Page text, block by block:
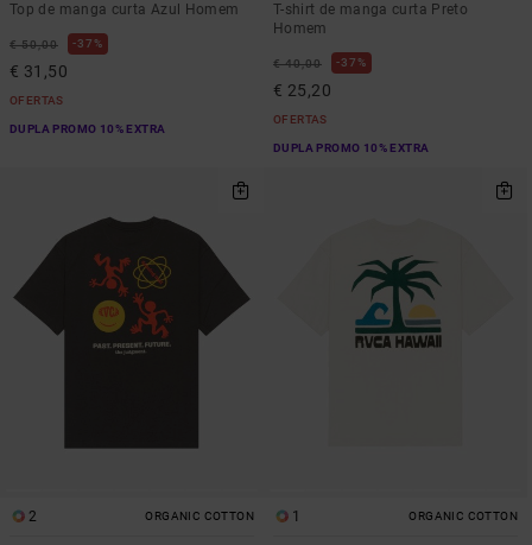
Top de manga curta Azul Homem
€ 50,00 37%
€ 31,50
OFERTAS
DUPLA PROMO 10% EXTRA
T-shirt de manga curta Preto
Homem
€ 40,00 37%
€ 25,20
OFERTAS
DUPLA PROMO 10% EXTRA
2 ORGANIC COTTON 1 ORGANIC COTTON